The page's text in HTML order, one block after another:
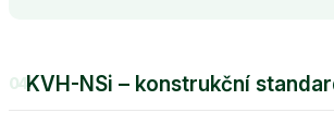
04KVH-NSi – konstrukční